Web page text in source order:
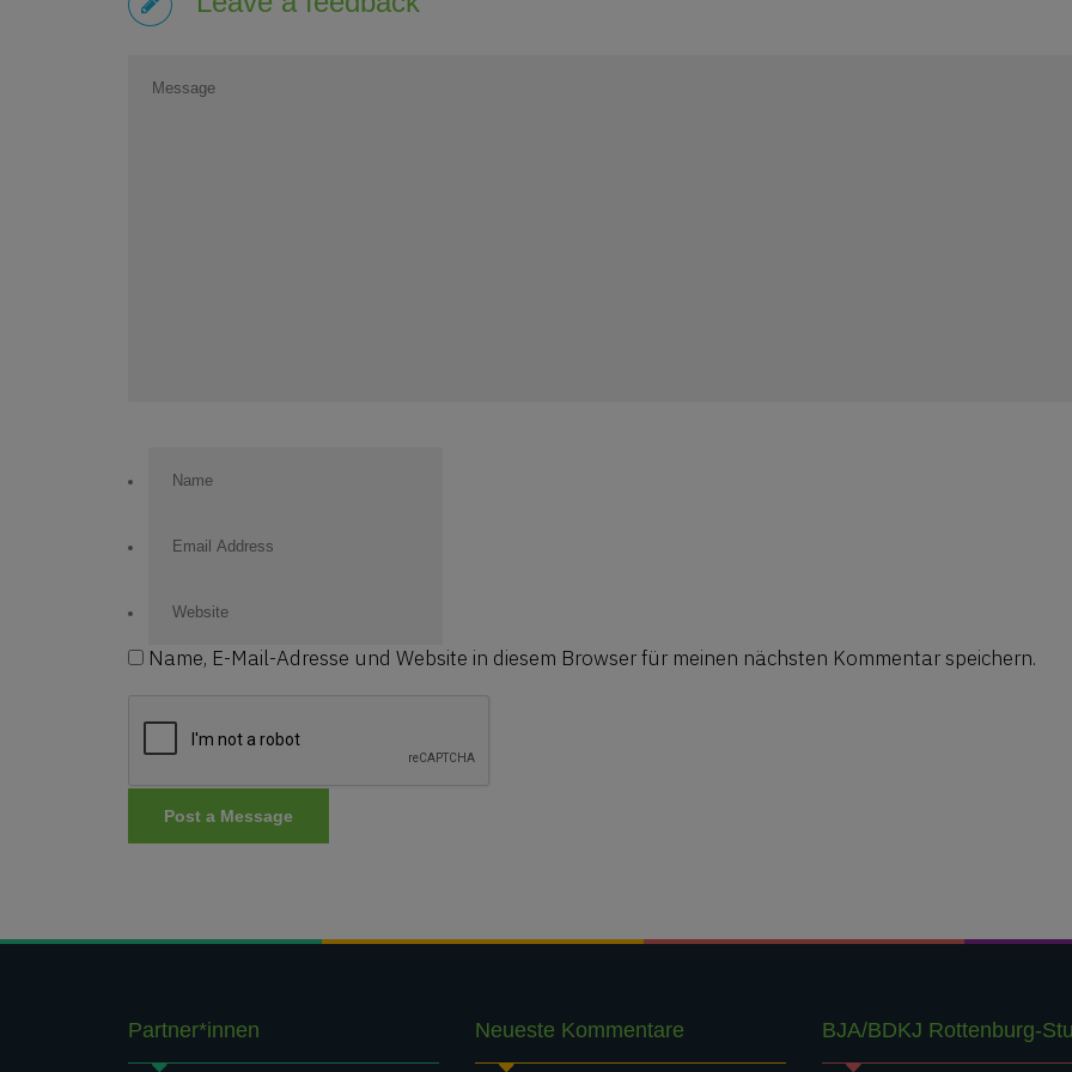
Name, E-Mail-Adresse und Website in diesem Browser für meinen nächsten Kommentar speichern.
Partner*innen Neueste Kommentare BJA/BDKJ Rottenburg-